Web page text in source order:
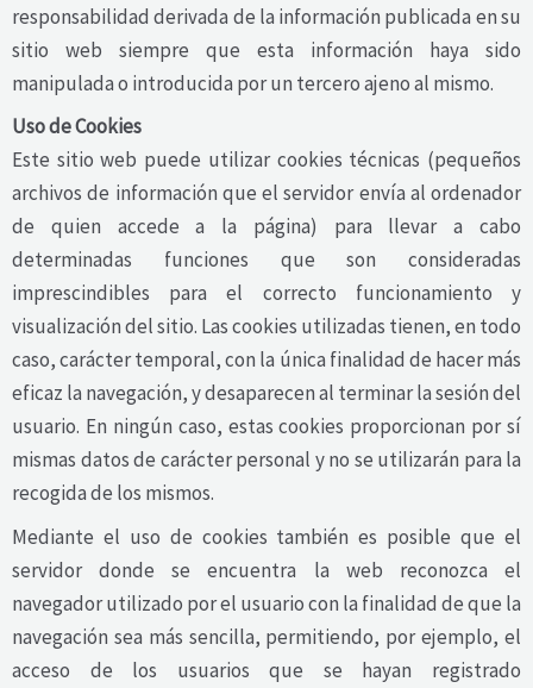
responsabilidad derivada de la información publicada en su
sitio web siempre que esta información haya sido
manipulada o introducida por un tercero ajeno al mismo.
Uso de Cookies
Este sitio web puede utilizar cookies técnicas (pequeños
archivos de información que el servidor envía al ordenador
de quien accede a la página) para llevar a cabo
determinadas funciones que son consideradas
imprescindibles para el correcto funcionamiento y
visualización del sitio. Las cookies utilizadas tienen, en todo
caso, carácter temporal, con la única finalidad de hacer más
eficaz la navegación, y desaparecen al terminar la sesión del
usuario. En ningún caso, estas cookies proporcionan por sí
mismas datos de carácter personal y no se utilizarán para la
recogida de los mismos.
Mediante el uso de cookies también es posible que el
servidor donde se encuentra la web reconozca el
navegador utilizado por el usuario con la finalidad de que la
navegación sea más sencilla, permitiendo, por ejemplo, el
acceso de los usuarios que se hayan registrado